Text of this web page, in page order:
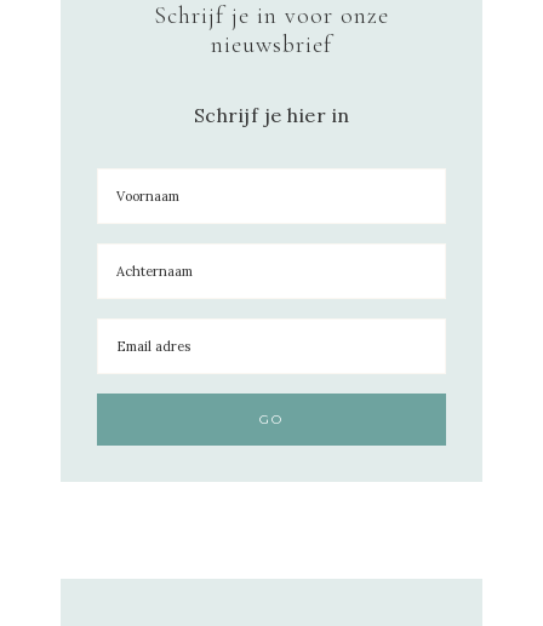
Schrijf je in voor onze
nieuwsbrief
Schrijf je hier in